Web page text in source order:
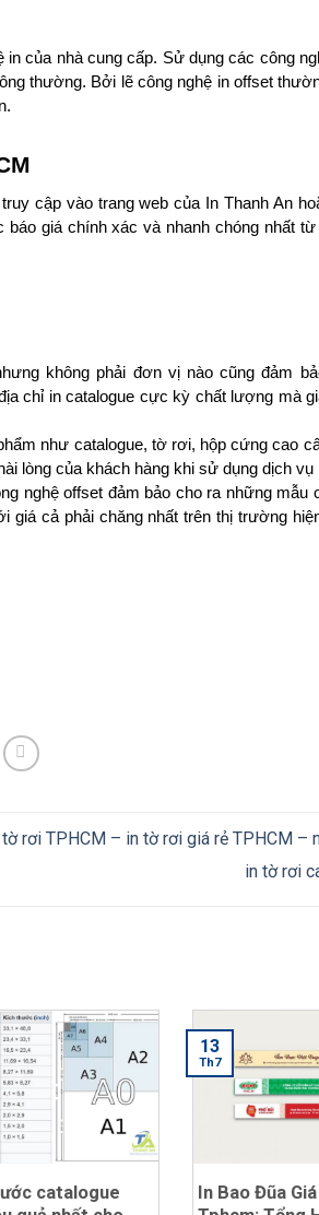
của nhà cung cấp. Sử dụng các công
thường. Bởi lẽ công nghệ in offset
cập vào trang web của In Thanh An
giá chính xác và nhanh chóng nhất từ
không phải đơn vị nào cũng đảm
chỉ in catalogue cực kỳ chất lượng mà
như catalogue, tờ rơi, hộp cứng cao
lòng của khách hàng khi sử dụng dịch vụ
nghệ offset đảm bảo cho ra những mẫu
giá cả phải chăng nhất trên thị trường
rơi TPHCM – in tờ rơi giá rẻ TPHCM –
in tờ rơi
catalogue
In Bao Đũa
13
Th7